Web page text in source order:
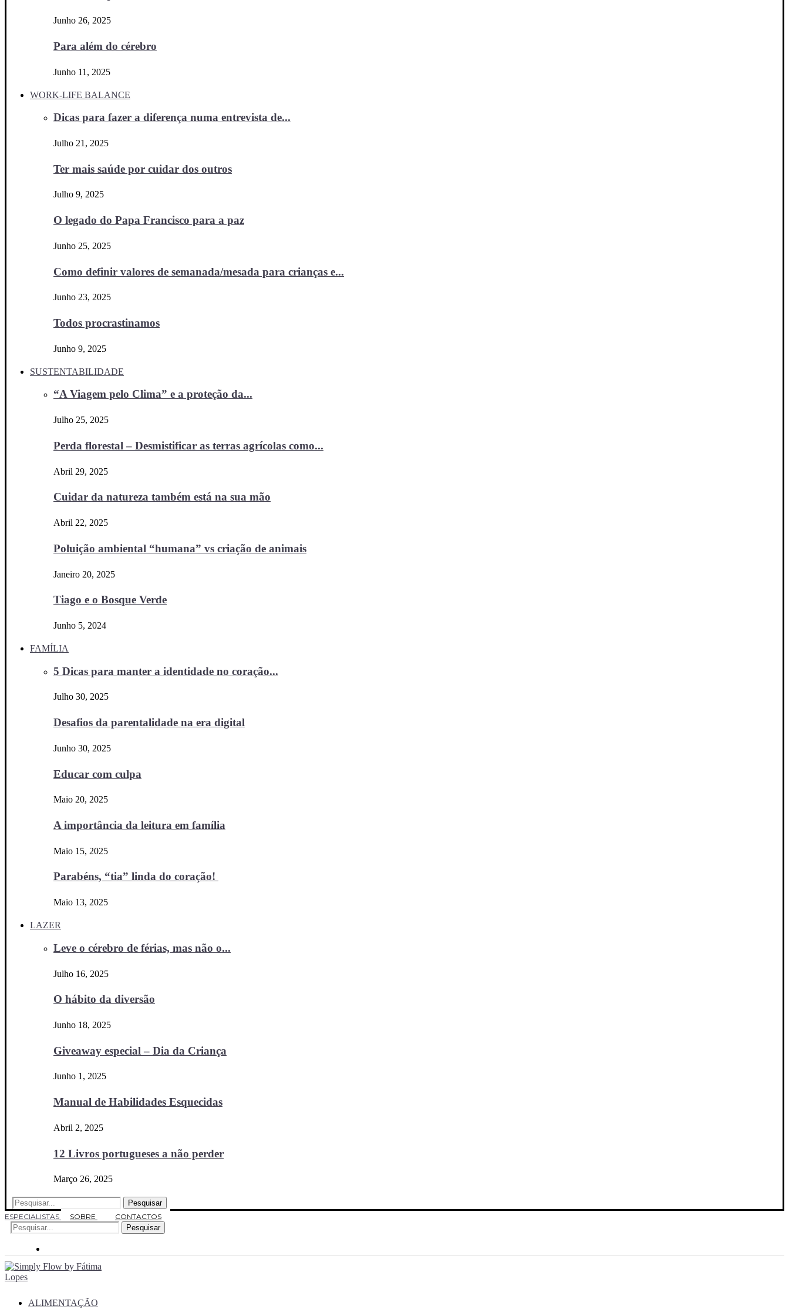
Junho 26, 2025
Para além do cérebro
Junho 11, 2025
WORK-LIFE BALANCE
Dicas para fazer a diferença numa entrevista de...
Julho 21, 2025
Ter mais saúde por cuidar dos outros
Julho 9, 2025
O legado do Papa Francisco para a paz
Junho 25, 2025
Como definir valores de semanada/mesada para crianças e...
Junho 23, 2025
Todos procrastinamos
Junho 9, 2025
SUSTENTABILIDADE
“A Viagem pelo Clima” e a proteção da...
Julho 25, 2025
Perda florestal – Desmistificar as terras agrícolas como...
Abril 29, 2025
Cuidar da natureza também está na sua mão
Abril 22, 2025
Poluição ambiental “humana” vs criação de animais
Janeiro 20, 2025
Tiago e o Bosque Verde
Junho 5, 2024
FAMÍLIA
5 Dicas para manter a identidade no coração...
Julho 30, 2025
Desafios da parentalidade na era digital
Junho 30, 2025
Educar com culpa
Maio 20, 2025
A importância da leitura em família
Maio 15, 2025
Parabéns, “tia” linda do coração!
Maio 13, 2025
LAZER
Leve o cérebro de férias, mas não o...
Julho 16, 2025
O hábito da diversão
Junho 18, 2025
Giveaway especial – Dia da Criança
Junho 1, 2025
Manual de Habilidades Esquecidas
Abril 2, 2025
12 Livros portugueses a não perder
Março 26, 2025
Pesquisar
ESPECIALISTAS
SOBRE
CONTACTOS
Pesquisar
ALIMENTAÇÃO